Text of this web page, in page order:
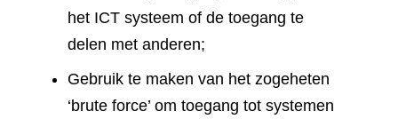
het ICT systeem of de toegang te
delen met anderen;
Gebruik te maken van het zogeheten
‘brute force’ om toegang tot systemen